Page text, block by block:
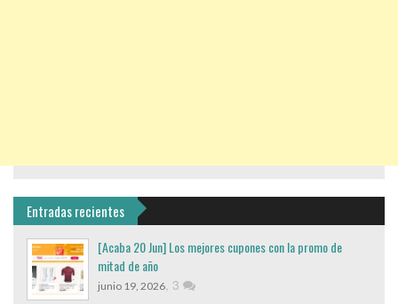
Entradas recientes
[Acaba 20 Jun] Los mejores cupones con la promo de
mitad de año
junio 19, 2026, 3